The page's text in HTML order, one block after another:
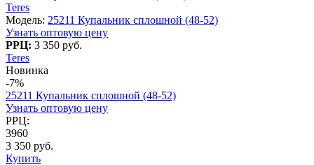
Teres
Модель: 25211 Купальник сплошной (48-52)
Узнать оптовую цену
РРЦ: 3 350 руб.
Teres
Новинка
-7%
25211 Купальник сплошной (48-52)
Узнать оптовую цену
РРЦ:
3960
3 350 руб.
Купить